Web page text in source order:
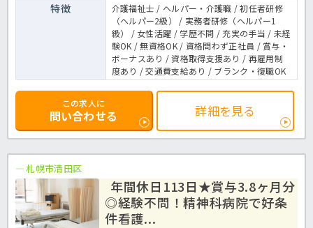
特徴
介護福祉士 / ヘルパー・介護職 / 初任者研修
（ヘルパー2級） / 実務者研修（ヘルパー1
級） / 女性活躍 / 学歴不問 / 充実の手当 / 未経
験OK / 無資格OK / 資格問わず正社員 / 賞与・
ボーナスあり / 資格取得支援あり / 再雇用制
度あり / 交通費支給あり / ブランク・復職OK
この求人に
問い合わせる 詳細を見る
札幌市清田区
年間休日113日★賞与3.8ヶ月分
◎経験不問！精神科病院で好条
件看護...